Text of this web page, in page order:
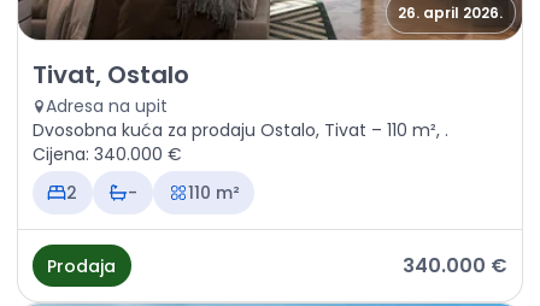
26. april 2026.
Prodaja - Kuća Tivat, Ostalo
Tivat, Ostalo
Adresa na upit
Dvosobna kuća za prodaju Ostalo, Tivat – 110 m², .
Cijena: 340.000 €
2
- 110 m²
Prodaja 340.000 €